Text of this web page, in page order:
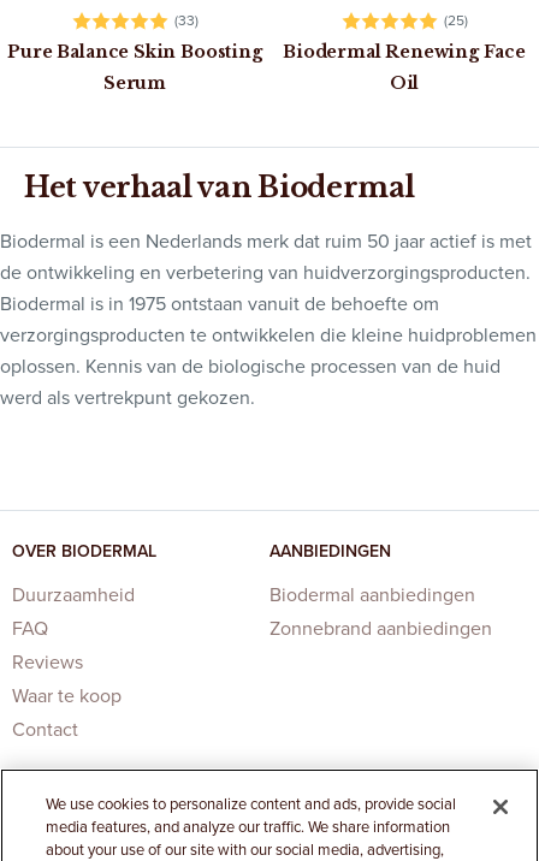
(33)
Pure Balance Skin Boosting
Serum
(25)
Biodermal Renewing Face
Oil
Het verhaal van Biodermal
Biodermal is een Nederlands merk dat ruim 50 jaar actief is met
de ontwikkeling en verbetering van huidverzorgingsproducten.
Biodermal is in 1975 ontstaan vanuit de behoefte om
verzorgingsproducten te ontwikkelen die kleine huidproblemen
oplossen. Kennis van de biologische processen van de huid
werd als vertrekpunt gekozen.
OVER BIODERMAL
Duurzaamheid
FAQ
Reviews
Waar te koop
Contact
AANBIEDINGEN
Biodermal aanbiedingen
Zonnebrand aanbiedingen
We use cookies to personalize content and ads, provide social
media features, and analyze our traffic. We share information
about your use of our site with our social media, advertising,